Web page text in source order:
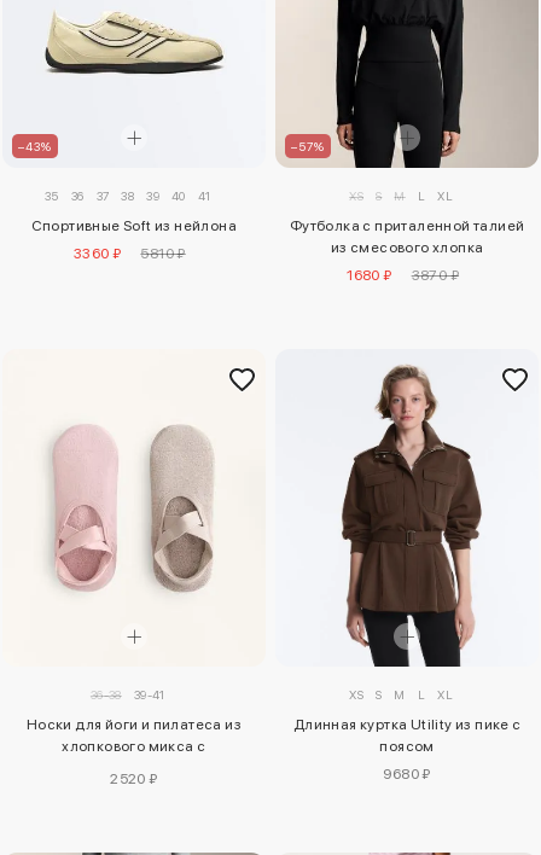
–43%
35 36 37 38 39 40 41
Спортивные Soft из нейлона
3360 ₽
5810 ₽
–57%
XS S M L XL
Футболка с приталенной талией
из смесового хлопка
1680 ₽
3870 ₽
36-38 39-41
Носки для йоги и пилатеса из
хлопкового микса с
2520 ₽
XS S M L XL
Длинная куртка Utility из пике с
поясом
9680 ₽